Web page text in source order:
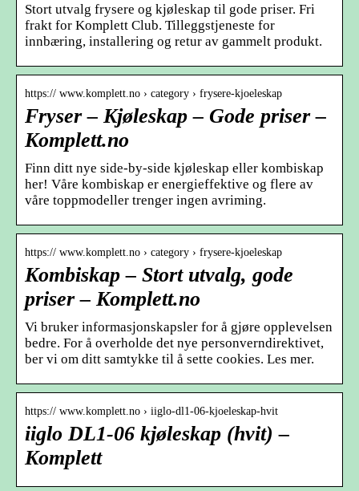
Stort utvalg frysere og kjøleskap til gode priser. Fri
frakt for Komplett Club. Tilleggstjeneste for
innbæring, installering og retur av gammelt produkt.
https:// www.komplett.no › category › frysere-kjoeleskap
Fryser – Kjøleskap – Gode priser –
Komplett.no
Finn ditt nye side-by-side kjøleskap eller kombiskap
her! Våre kombiskap er energieffektive og flere av
våre toppmodeller trenger ingen avriming.
https:// www.komplett.no › category › frysere-kjoeleskap
Kombiskap – Stort utvalg, gode
priser – Komplett.no
Vi bruker informasjonskapsler for å gjøre opplevelsen
bedre. For å overholde det nye personverndirektivet,
ber vi om ditt samtykke til å sette cookies. Les mer.
https:// www.komplett.no › iiglo-dl1-06-kjoeleskap-hvit
iiglo DL1-06 kjøleskap (hvit) –
Komplett